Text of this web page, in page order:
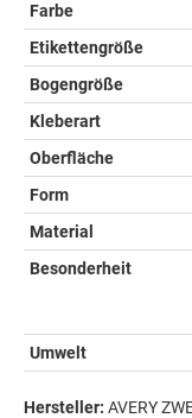
Farbe
Etikettengröße
Bogengröße
Kleberart
Oberfläche
Form
Material
Besonderheit
Umwelt
Hersteller: AVERY